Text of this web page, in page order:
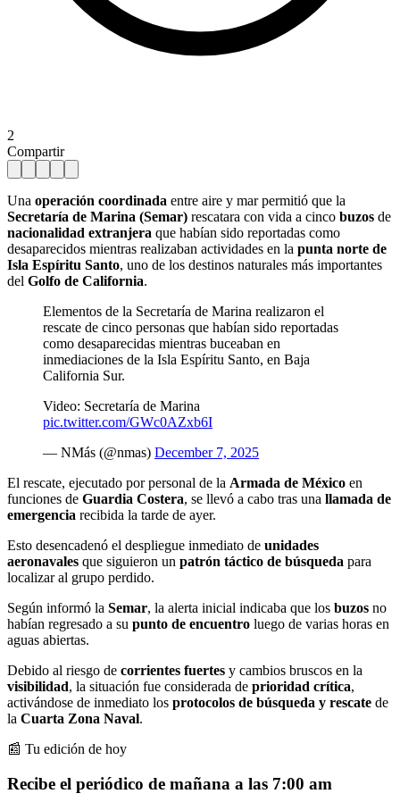
2
Compartir
Una operación coordinada entre aire y mar permitió que la
Secretaría de Marina (Semar) rescatara con vida a cinco buzos de
nacionalidad extranjera que habían sido reportadas como
desaparecidos mientras realizaban actividades en la punta norte de
Isla Espíritu Santo, uno de los destinos naturales más importantes
del Golfo de California.
Elementos de la Secretaría de Marina realizaron el
rescate de cinco personas que habían sido reportadas
como desaparecidas mientras buceaban en
inmediaciones de la Isla Espíritu Santo, en Baja
California Sur.
Video: Secretaría de Marina
pic.twitter.com/GWc0AZxb6I
— NMás (@nmas) December 7, 2025
El rescate, ejecutado por personal de la Armada de México en
funciones de Guardia Costera, se llevó a cabo tras una llamada de
emergencia recibida la tarde de ayer.
Esto desencadenó el despliegue inmediato de unidades
aeronavales que siguieron un patrón táctico de búsqueda para
localizar al grupo perdido.
Según informó la Semar, la alerta inicial indicaba que los buzos no
habían regresado a su punto de encuentro luego de varias horas en
aguas abiertas.
Debido al riesgo de corrientes fuertes y cambios bruscos en la
visibilidad, la situación fue considerada de prioridad crítica,
activándose de inmediato los protocolos de búsqueda y rescate de
la Cuarta Zona Naval.
📰 Tu edición de hoy
Recibe el periódico de mañana a las 7:00 am